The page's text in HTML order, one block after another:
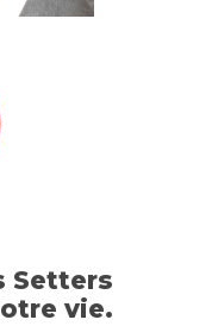
Setters
vie.